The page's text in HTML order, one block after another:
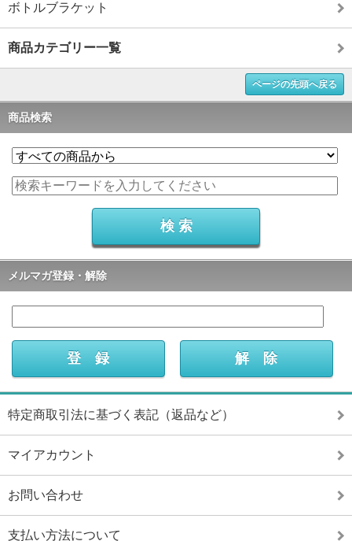
ボトルブラケット
商品カテゴリー一覧
ページの先頭へ戻る
商品検索
メルマガ登録・解除
特定商取引法に基づく表記（返品など）
マイアカウント
お問い合わせ
支払い方法について